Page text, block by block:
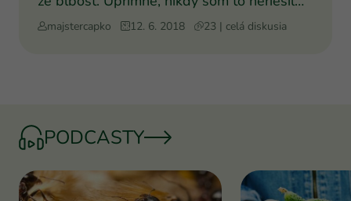
ale zaujímal
majstercapko 12. 6. 2018 23 | celá diskusia
PODCASTY